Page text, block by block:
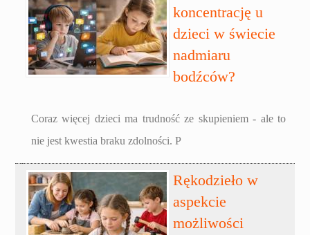
koncentrację u
dzieci w świecie
nadmiaru
bodźców?
Coraz więcej dzieci ma trudność ze skupieniem - ale to
nie jest kwestia braku zdolności. P
Rękodzieło w
aspekcie
możliwości